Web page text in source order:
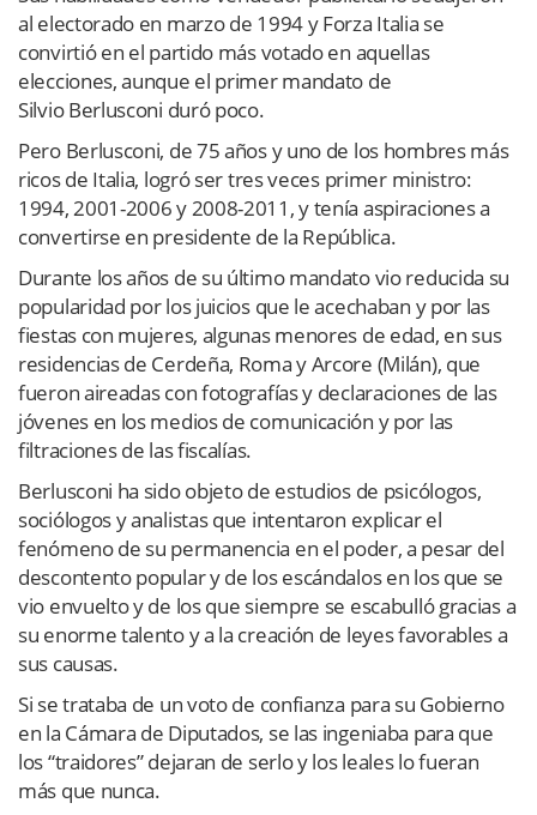
al electorado en marzo de 1994 y Forza Italia se
convirtió en el partido más votado en aquellas
elecciones, aunque el primer mandato de
Silvio Berlusconi duró poco.
Pero Berlusconi, de 75 años y uno de los hombres más
ricos de Italia, logró ser tres veces primer ministro:
1994, 2001-2006 y 2008-2011, y tenía aspiraciones a
convertirse en presidente de la República.
Durante los años de su último mandato vio reducida su
popularidad por los juicios que le acechaban y por las
fiestas con mujeres, algunas menores de edad, en sus
residencias de Cerdeña, Roma y Arcore (Milán), que
fueron aireadas con fotografías y declaraciones de las
jóvenes en los medios de comunicación y por las
filtraciones de las fiscalías.
Berlusconi ha sido objeto de estudios de psicólogos,
sociólogos y analistas que intentaron explicar el
fenómeno de su permanencia en el poder, a pesar del
descontento popular y de los escándalos en los que se
vio envuelto y de los que siempre se escabulló gracias a
su enorme talento y a la creación de leyes favorables a
sus causas.
Si se trataba de un voto de confianza para su Gobierno
en la Cámara de Diputados, se las ingeniaba para que
los “traidores” dejaran de serlo y los leales lo fueran
más que nunca.